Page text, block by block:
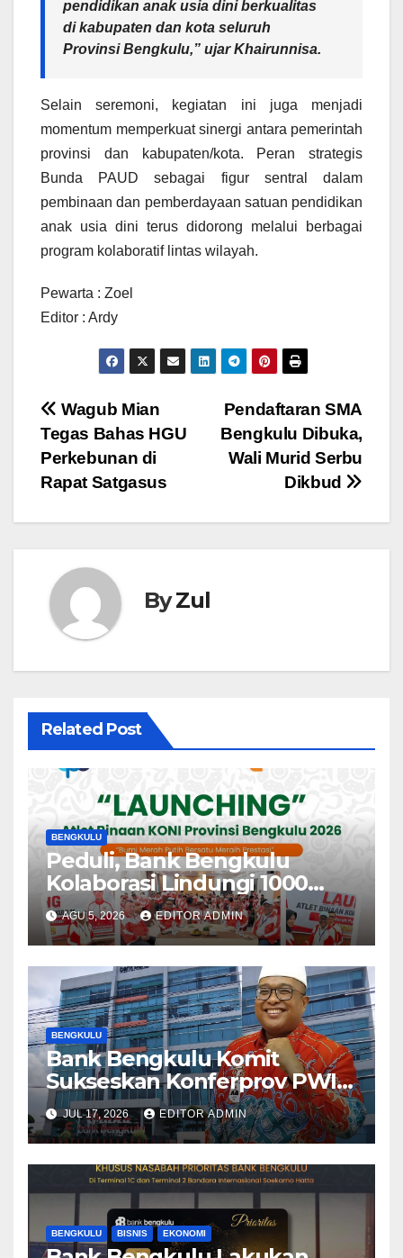
pendidikan anak usia dini berkualitas
di kabupaten dan kota seluruh
Provinsi Bengkulu,” ujar Khairunnisa.
Selain seremoni, kegiatan ini juga menjadi
momentum memperkuat sinergi antara pemerintah
provinsi dan kabupaten/kota. Peran strategis
Bunda PAUD sebagai figur sentral dalam
pembinaan dan pemberdayaan satuan pendidikan
anak usia dini terus didorong melalui berbagai
program kolaboratif lintas wilayah.
Pewarta : Zoel
Editor : Ardy
Navigasi
pos
Pendaftaran SMA
Bengkulu Dibuka,
Wali Murid Serbu
Dikbud
Wagub Mian
Tegas Bahas HGU
Perkebunan di
Rapat Satgasus
ByZul
Related Post
BENGKULU
Peduli, Bank Bengkulu
Kolaborasi Lindungi 1000
Atlet
AGU 5, 2026 EDITOR ADMIN
BENGKULU
Bank Bengkulu Komit
Sukseskan Konferprov PWI
Bengkulu 2026
JUL 17, 2026 EDITOR ADMIN
BENGKULU BISNIS EKONOMI